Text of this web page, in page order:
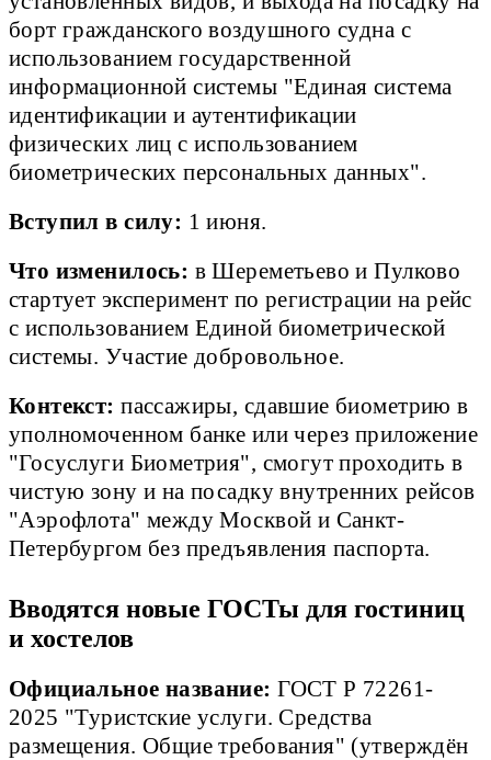
борт гражданского воздушного судна с
использованием государственной
информационной системы "Единая система
идентификации и аутентификации
физических лиц с использованием
биометрических персональных данных".
Вступил в силу: 1 июня.
Что изменилось: в Шереметьево и Пулково
стартует эксперимент по регистрации на рейс
с использованием Единой биометрической
системы. Участие добровольное.
Контекст: пассажиры, сдавшие биометрию в
уполномоченном банке или через приложение
"Госуслуги Биометрия", смогут проходить в
чистую зону и на посадку внутренних рейсов
"Аэрофлота" между Москвой и Санкт-
Петербургом без предъявления паспорта.
Вводятся новые ГОСТы для гостиниц
и хостелов
Официальное название: ГОСТ Р 72261-
2025 "Туристские услуги. Средства
размещения. Общие требования" (утверждён